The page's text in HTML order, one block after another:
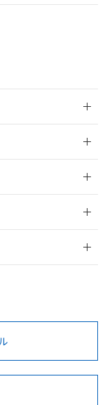
、以下を必ずお読
式承認
ランス
KR型式
（韓国
1.共同利
明する
テル類４
替を完了
い限
おりま